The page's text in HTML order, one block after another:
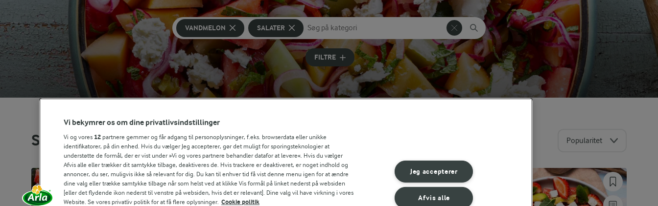
VANDMELON SALATER
Søg på kategori
Indtast søgeord for at søge
FILTRE
Se alle vores opskrifter Popularitet
Vi bekymrer os om dine privatlivsindstillinger
Vi og vores 12 partnere gemmer og får adgang til personoplysninger, f.eks. browserdata eller unikke
identifikatorer, på din enhed. Hvis du vælger Jeg accepterer, gør det muligt for sporingsteknologier at
understøtte de formål, der er vist under »Vi og vores partnere behandler datafor at levere«. Hvis du vælger
Afvis alle eller trækker dit samtykke tilbage, deaktiveres de. Hvis trackere er deaktiveret, er noget indhold og
annoncer, du ser, muligvis ikke så relevant for dig. Du kan til enhver tid få vist denne menu igen for at ændre
dine valg eller trække samtykke tilbage når som helst ved at klikke Vis formål på linket nederst på websiden
[eller det flydende ikon nederst til venstre på websiden, hvis det er relevant]. Dine valg vil have virkning i vores
Website. Se vores privatliv politik for at få flere oplysninger. Cookie politik
Jeg accepterer
Afvis alle